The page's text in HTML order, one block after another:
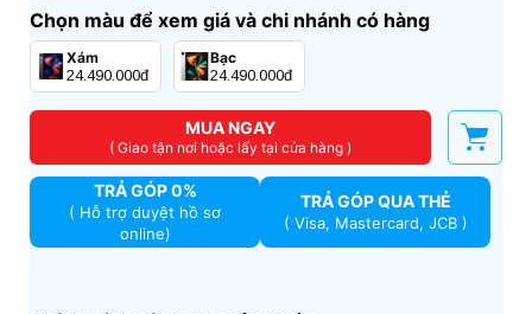
Chọn màu để xem giá và chi nhánh có hàng
Xám
24.490.000đ
Bạc
24.490.000đ
MUA NGAY
( Giao tận nơi hoặc lấy tại cửa hàng )
TRẢ GÓP 0%
( Hỗ trợ duyệt hồ sơ
online)
TRẢ GÓP QUA THẺ
( Visa, Mastercard, JCB )